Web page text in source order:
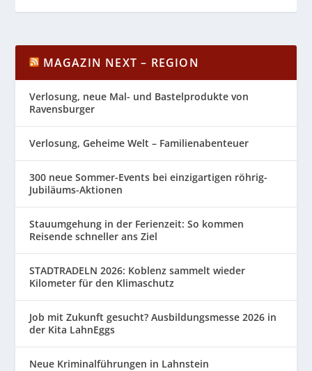
MAGAZIN NEXT – REGION
Verlosung, neue Mal- und Bastelprodukte von
Ravensburger
Verlosung, Geheime Welt – Familienabenteuer
300 neue Sommer-Events bei einzigartigen röhrig-
Jubiläums-Aktionen
Stauumgehung in der Ferienzeit: So kommen
Reisende schneller ans Ziel
STADTRADELN 2026: Koblenz sammelt wieder
Kilometer für den Klimaschutz
Job mit Zukunft gesucht? Ausbildungsmesse 2026 in
der Kita LahnEggs
Neue Kriminalführungen in Lahnstein